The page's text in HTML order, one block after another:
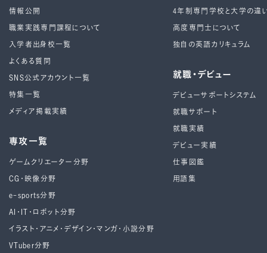
情報公開
職業実践専門課程について
入学者出身校一覧
よくある質問
SNS公式アカウント一覧
特集一覧
メディア掲載実績
専攻一覧
ゲームクリエーター分野
CG・映像分野
e-sports分野
AI・IT・ロボット分野
イラスト・アニメ・デザイン・マンガ・小説分野
VTuber分野
4年制専⾨学校と⼤学の違
高度専門士について
独自の英語カリキュラム
就職・デビュー
デビューサポートシステム
就職サポート
就職実績
デビュー実績
仕事図鑑
用語集